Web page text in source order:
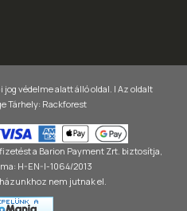
védelme alatt álló oldal. | Az oldalt
Tárhely: Rackforest
a Barion Payment Zrt. biztosítja,
H-EN-I-1064/2013
nem jutnak el.